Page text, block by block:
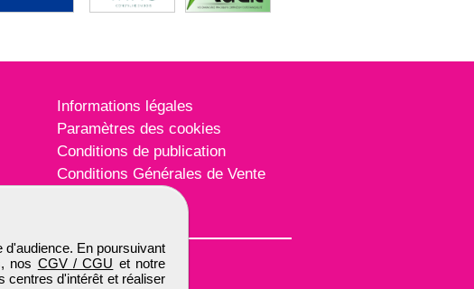
En poursuivant
nos CGV / CGU et notre
centres d'intérêt et réaliser
Informations légales
Paramètres des cookies
Conditions de publication
Conditions Générales de Vente